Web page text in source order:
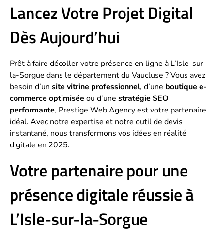
Lancez Votre Projet Digital
Dès Aujourd’hui
Prêt à faire décoller votre présence en ligne à L’Isle-sur-
la-Sorgue dans le département du Vaucluse ? Vous avez
besoin d’un site vitrine professionnel, d’une boutique e-
commerce optimisée ou d’une stratégie SEO
performante, Prestige Web Agency est votre partenaire
idéal. Avec notre expertise et notre outil de devis
instantané, nous transformons vos idées en réalité
digitale en 2025.
Votre partenaire pour une
présence digitale réussie à
L’Isle-sur-la-Sorgue